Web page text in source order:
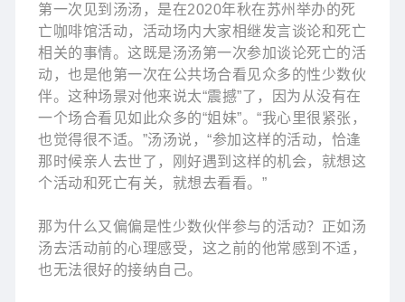
第一次见到汤汤，是在2020年秋在苏州举办的死
亡咖啡馆活动，活动场内大家相继发言谈论和死亡
相关的事情。这既是汤汤第一次参加谈论死亡的活
动，也是他第一次在公共场合看见众多的性少数伙
伴。这种场景对他来说太“震撼”了，因为从没有在
一个场合看见如此众多的“姐妹”。“我心里很紧张，
也觉得很不适。”汤汤说，“参加这样的活动，恰逢
那时候亲人去世了，刚好遇到这样的机会，就想这
个活动和死亡有关，就想去看看。”
那为什么又偏偏是性少数伙伴参与的活动？正如汤
汤去活动前的心理感受，这之前的他常感到不适，
也无法很好的接纳自己。